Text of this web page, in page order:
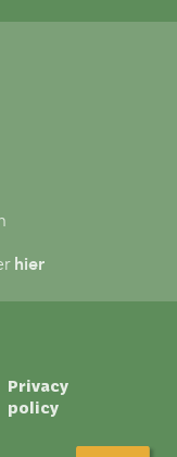
hier
Privacy
policy